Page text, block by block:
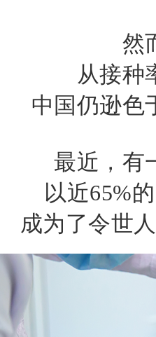
然
从接种
中国仍逊色
最近，有
以近65%
成为了令世